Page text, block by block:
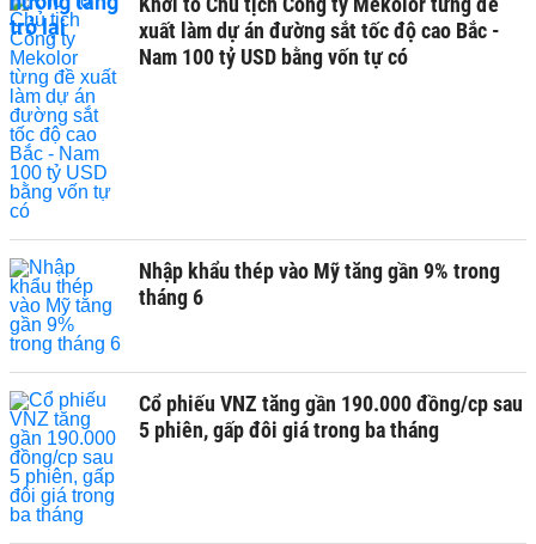
xuất làm dự án đường sắt tốc độ cao Bắc -
Nam 100 tỷ USD bằng vốn tự có
Nhập khẩu thép vào Mỹ tăng gần 9% trong
tháng 6
Cổ phiếu VNZ tăng gần 190.000 đồng/cp sau
5 phiên, gấp đôi giá trong ba tháng